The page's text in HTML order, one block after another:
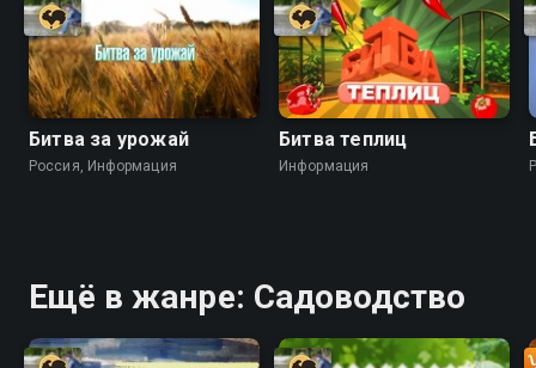
Битва за урожай
Россия, Информация
Битва теплиц
Информация
Ещё в жанре: Садоводство